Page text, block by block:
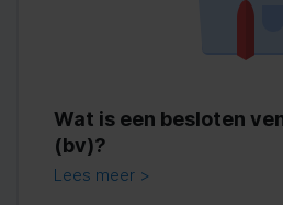
Wat is een besloten
(bv)?
Lees meer >